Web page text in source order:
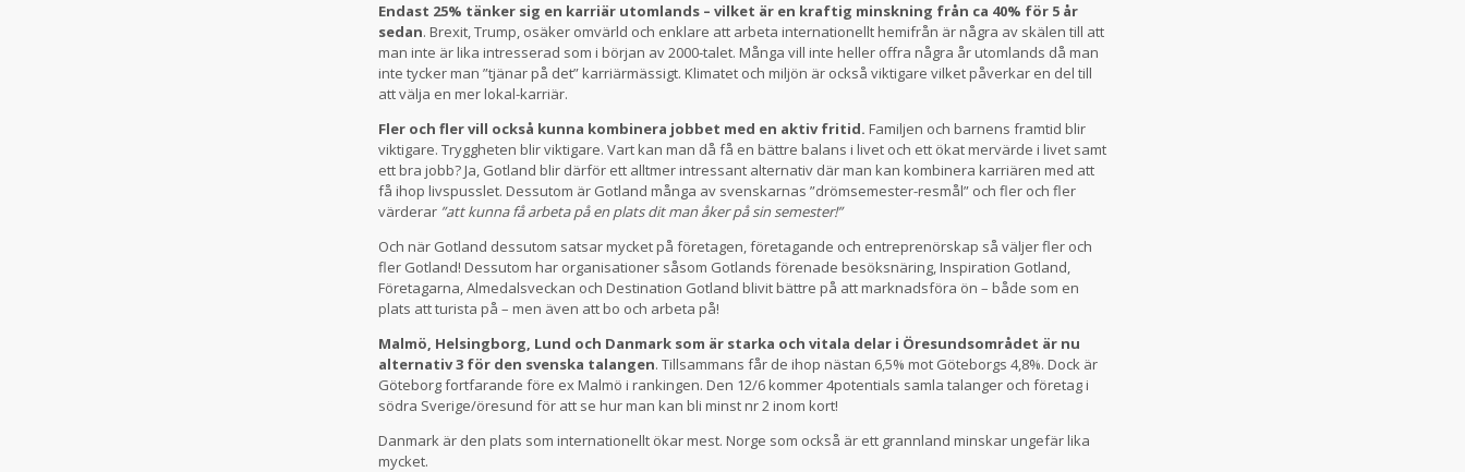
Endast 25% tänker sig en karriär utomlands – vilket är en kraftig minskning från ca 40% för 5 år
sedan. Brexit, Trump, osäker omvärld och enklare att arbeta internationellt hemifrån är några av skälen till att
man inte är lika intresserad som i början av 2000-talet. Många vill inte heller offra några år utomlands då man
inte tycker man ”tjänar på det” karriärmässigt. Klimatet och miljön är också viktigare vilket påverkar en del till
att välja en mer lokal-karriär.
Fler och fler vill också kunna kombinera jobbet med en aktiv fritid. Familjen och barnens framtid blir
viktigare. Tryggheten blir viktigare. Vart kan man då få en bättre balans i livet och ett ökat mervärde i livet samt
ett bra jobb? Ja, Gotland blir därför ett alltmer intressant alternativ där man kan kombinera karriären med att
få ihop livspusslet. Dessutom är Gotland många av svenskarnas ”drömsemester-resmål” och fler och fler
värderar ”att kunna få arbeta på en plats dit man åker på sin semester!”
Och när Gotland dessutom satsar mycket på företagen, företagande och entreprenörskap så väljer fler och
fler Gotland! Dessutom har organisationer såsom Gotlands förenade besöksnäring, Inspiration Gotland,
Företagarna, Almedalsveckan och Destination Gotland blivit bättre på att marknadsföra ön – både som en
plats att turista på – men även att bo och arbeta på!
Malmö, Helsingborg, Lund och Danmark som är starka och vitala delar i Öresundsområdet är nu
alternativ 3 för den svenska talangen. Tillsammans får de ihop nästan 6,5% mot Göteborgs 4,8%. Dock är
Göteborg fortfarande före ex Malmö i rankingen. Den 12/6 kommer 4potentials samla talanger och företag i
södra Sverige/öresund för att se hur man kan bli minst nr 2 inom kort!
Danmark är den plats som internationellt ökar mest. Norge som också är ett grannland minskar ungefär lika
mycket.